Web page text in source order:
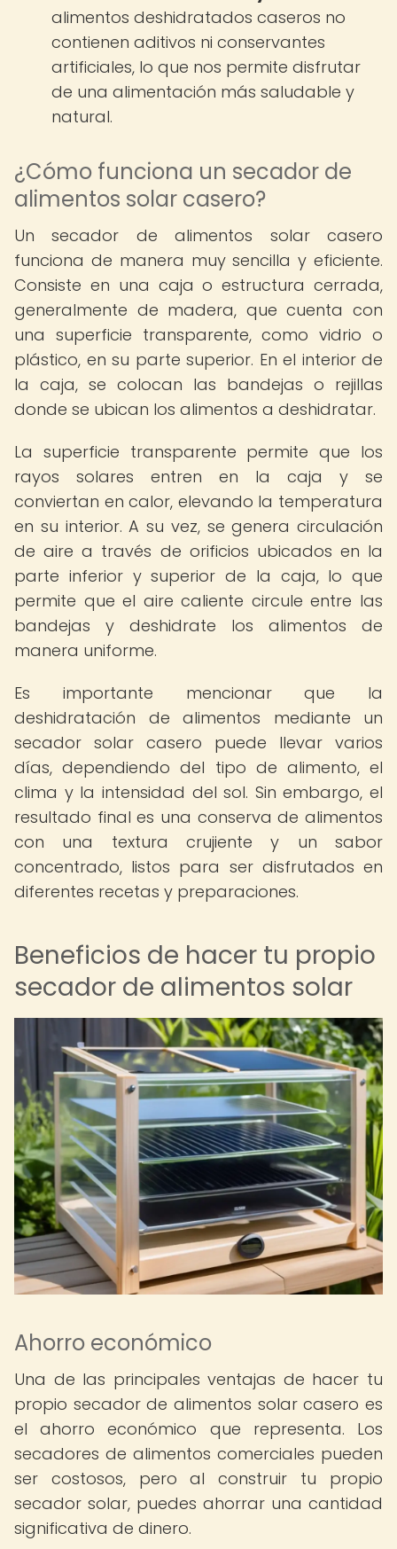
alimentos deshidratados caseros no
contienen aditivos ni conservantes
artificiales, lo que nos permite disfrutar
de una alimentación más saludable y
natural.
¿Cómo funciona un secador de
alimentos solar casero?
Un secador de alimentos solar casero
funciona de manera muy sencilla y eficiente.
Consiste en una caja o estructura cerrada,
generalmente de madera, que cuenta con
una superficie transparente, como vidrio o
plástico, en su parte superior. En el interior de
la caja, se colocan las bandejas o rejillas
donde se ubican los alimentos a deshidratar.
La superficie transparente permite que los
rayos solares entren en la caja y se
conviertan en calor, elevando la temperatura
en su interior. A su vez, se genera circulación
de aire a través de orificios ubicados en la
parte inferior y superior de la caja, lo que
permite que el aire caliente circule entre las
bandejas y deshidrate los alimentos de
manera uniforme.
Es importante mencionar que la
deshidratación de alimentos mediante un
secador solar casero puede llevar varios
días, dependiendo del tipo de alimento, el
clima y la intensidad del sol. Sin embargo, el
resultado final es una conserva de alimentos
con una textura crujiente y un sabor
concentrado, listos para ser disfrutados en
diferentes recetas y preparaciones.
Beneficios de hacer tu propio
secador de alimentos solar
Ahorro económico
Una de las principales ventajas de hacer tu
propio secador de alimentos solar casero es
el ahorro económico que representa. Los
secadores de alimentos comerciales pueden
ser costosos, pero al construir tu propio
secador solar, puedes ahorrar una cantidad
significativa de dinero.